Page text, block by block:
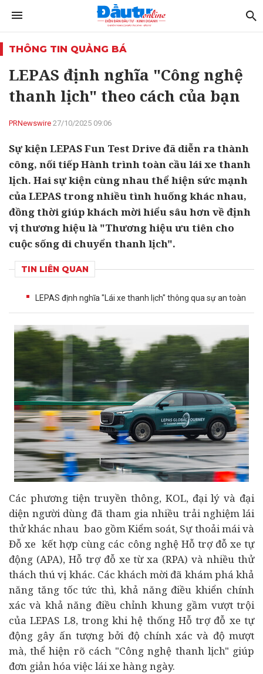
THÔNG TIN QUẢNG BÁ
LEPAS định nghĩa "Công nghệ
thanh lịch" theo cách của bạn
PRNewswire 27/10/2025 09:06
Sự kiện LEPAS Fun Test Drive đã diễn ra thành
công, nối tiếp Hành trình toàn cầu lái xe thanh
lịch. Hai sự kiện cùng nhau thể hiện sức mạnh
của LEPAS trong nhiều tình huống khác nhau,
đồng thời giúp khách mời hiểu sâu hơn về định
vị thương hiệu là "Thương hiệu ưu tiên cho
cuộc sống di chuyển thanh lịch".
TIN LIÊN QUAN
LEPAS định nghĩa "Lái xe thanh lịch" thông qua sự an toàn
Các phương tiện truyền thông, KOL, đại lý và đại
diện người dùng đã tham gia nhiều trải nghiệm lái
thử khác nhau bao gồm Kiểm soát, Sự thoải mái và
Đỗ xe kết hợp cùng các công nghệ Hỗ trợ đỗ xe tự
động (APA), Hỗ trợ đỗ xe từ xa (RPA) và nhiều thử
thách thú vị khác. Các khách mời đã khám phá khả
năng tăng tốc tức thì, khả năng điều khiển chính
xác và khả năng điều chỉnh khung gầm vượt trội
của LEPAS L8, trong khi hệ thống Hỗ trợ đỗ xe tự
động gây ấn tượng bởi độ chính xác và độ mượt
mà, thể hiện rõ cách "Công nghệ thanh lịch" giúp
đơn giản hóa việc lái xe hàng ngày.